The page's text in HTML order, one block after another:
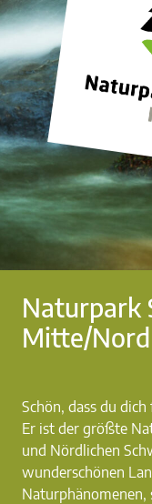
Naturpark
Mitte/Nord
Schön, dass du
Er ist der größte
und Nördlichen
wunderschönen